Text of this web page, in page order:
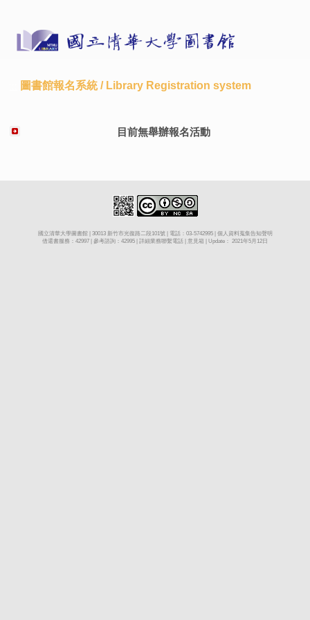
圖書館報名系統 / Library Registration system
目前無舉辦報名活動
國立清華大學圖書館 | 30013 新竹市光復路二段101號 | 電話：03-5742995 | 個人資料蒐集告知聲明
借還書服務：42997 | 參考諮詢：42995 | 詳細業務聯繫電話 意見箱 | Update： 2021年5月12日